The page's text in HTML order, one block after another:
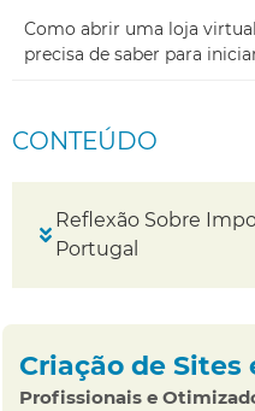
Como abrir uma loja
precisa de saber para
CONTEÚDO
Reflexão Sobre
Portugal
Criação de Sites
Profissionais e